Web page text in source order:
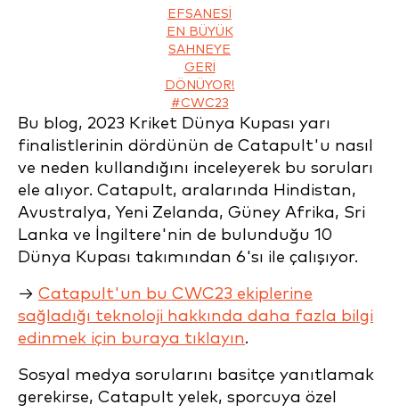
EFSANESI
EN BÜYÜK
SAHNEYE
GERI
DÖNÜYOR!
#CWC23
Bu blog, 2023 Kriket Dünya Kupası yarı
finalistlerinin dördünün de Catapult'u nasıl
ve neden kullandığını inceleyerek bu soruları
ele alıyor. Catapult, aralarında Hindistan,
Avustralya, Yeni Zelanda, Güney Afrika, Sri
Lanka ve İngiltere'nin de bulunduğu 10
Dünya Kupası takımından 6'sı ile çalışıyor.
→ Catapult'un bu CWC23 ekiplerine
sağladığı teknoloji hakkında daha fazla bilgi
edinmek için buraya tıklayın.
Sosyal medya sorularını basitçe yanıtlamak
gerekirse, Catapult yelek, sporcuya özel